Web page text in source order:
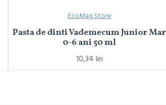
EcoMag Store
Pasta de dinti Vademecum Junior Mar
0-6 ani 50 ml
10,34 lei